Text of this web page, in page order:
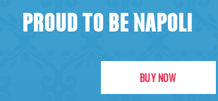
PROUD TO BE NAPOLI
BUY NOW